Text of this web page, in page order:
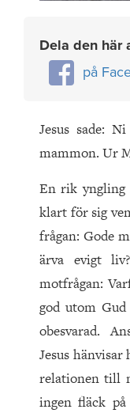
Dela den här
på
Jesus sade:
mammon. Ur
En rik yngling
klart för sig
frågan: Gode
ärva evigt
motfrågan:
god utom
obesvarad.
Jesus
relationen till
ingen fläck